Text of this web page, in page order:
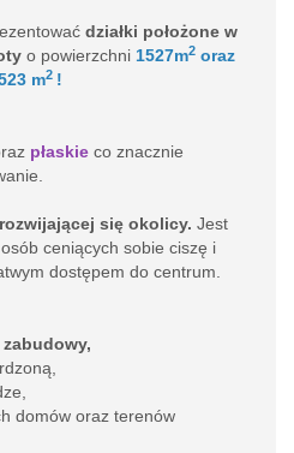
działki położone w
o powierzchni 1527m2 oraz
m2 !
płaskie co znacznie
się okolicy. Jest
ceniących sobie ciszę i
dostępem do centrum.
domów oraz terenów